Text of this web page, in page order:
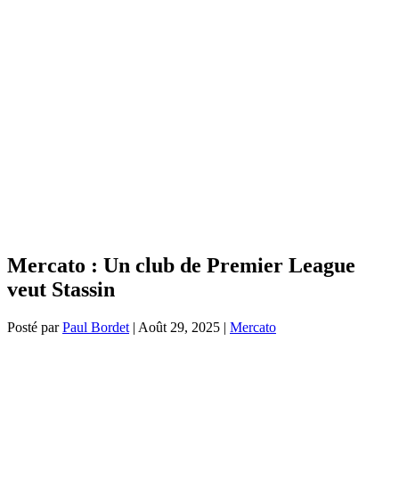
Mercato : Un club de Premier League
veut Stassin
Posté parPaul Bordet | Août 29, 2025 | Mercato